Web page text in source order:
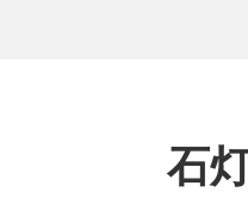
石